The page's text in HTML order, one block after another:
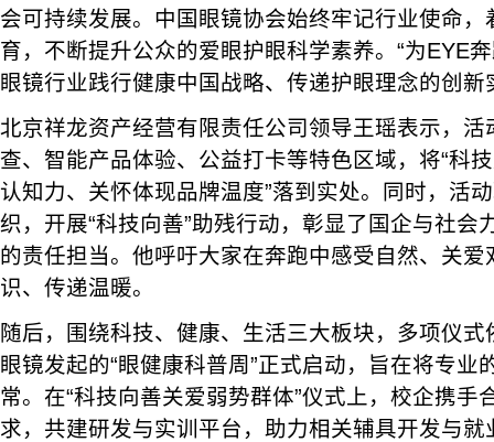
会可持续发展。中国眼镜协会始终牢记行业使命
育，不断提升公众的爱眼护眼科学素养。“为EYE
眼镜行业践行健康中国战略、传递护眼理念的创新
北京祥龙资产经营有限责任公司领导王瑶表示，
查、智能产品体验、公益打卡等特色区域，将“科
认知力、关怀体现品牌温度”落到实处。同时，活
织，开展“科技向善”助残行动，彰显了国企与社会
的责任担当。他呼吁大家在奔跑中感受自然、关
识、传递温暖。
随后，围绕科技、健康、生活三大板块，多项仪
眼镜发起的“眼健康科普周”正式启动，旨在将专业
常。在“科技向善关爱弱势群体”仪式上，校企携手
求，共建研发与实训平台，助力相关辅具开发与就